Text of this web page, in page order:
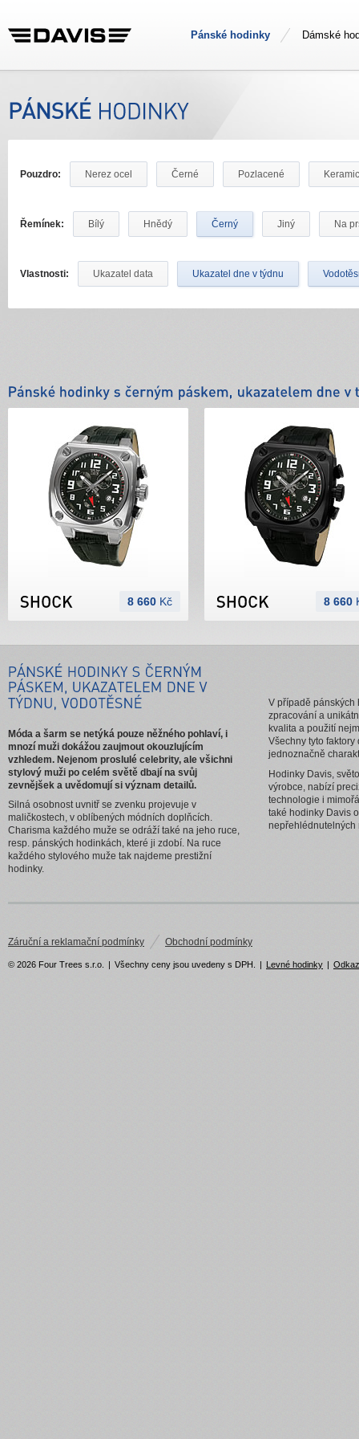
Pánské hodinky Dámské
Pouzdro: Nerez ocel Černé Pozlacené
Řemínek: Bílý Hnědý Černý Jiný Na
Vlastnosti: Ukazatel data Ukazatel dne v týdnu
8 660 Kč 8 660
Móda a šarm se netýká pouze něžného pohlaví, i
mnozí muži dokážou zaujmout okouzlujícím
vzhledem. Nejenom proslulé celebrity, ale všichni
stylový muži po celém světě dbají na svůj
zevnějšek a uvědomují si význam detailů.
Silná osobnost uvnitř se zvenku projevuje v
maličkostech, v oblíbených módních doplňcích.
Charisma každého muže se odráží také na jeho ruce,
resp. pánských hodinkách, které ji zdobí. Na ruce
každého stylového muže tak najdeme prestižní
hodinky.
V případě pánských
zpracování a
kvalita a použití
Všechny tyto
jednoznačně
Hodinky Davis,
výrobce, nabízí
technologie i
také hodinky Davis
nepřehlédnutelných
Záruční a reklamační podmínky Obchodní podmínky
© 2026 Four Trees s.r.o. | Všechny ceny jsou uvedeny s DPH. | Levné hodinky |